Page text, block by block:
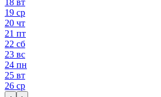
18 вт
19 ср
20 чт
21 пт
22 сб
23 вс
24 пн
25 вт
26 ср